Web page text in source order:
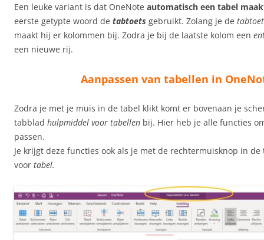
Een leuke variant is dat OneNote automatisch een tabel
eerste getypte woord de tabtoets gebruikt. Zolang je de
maakt hij er kolommen bij. Zodra je bij de laatste kolom een
een nieuwe rij.
Aanpassen van tabellen in
Zodra je met je muis in de tabel klikt komt er bovenaan je
tabblad hulpmiddel voor tabellen bij. Hier heb je alle functies
passen.
Je krijgt deze functies ook als je met de rechtermuisknop in
voor tabel.